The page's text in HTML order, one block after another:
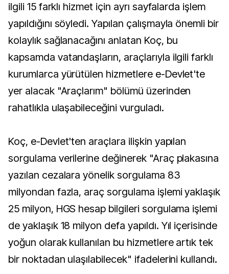
ilgili 15 farklı hizmet için ayrı sayfalarda işlem
yapıldığını söyledi. Yapılan çalışmayla önemli bir
kolaylık sağlanacağını anlatan Koç, bu
kapsamda vatandaşların, araçlarıyla ilgili farklı
kurumlarca yürütülen hizmetlere e-Devlet'te
yer alacak "Araçlarım" bölümü üzerinden
rahatlıkla ulaşabileceğini vurguladı.
Koç, e-Devlet'ten araçlara ilişkin yapılan
sorgulama verilerine değinerek "Araç plakasına
yazılan cezalara yönelik sorgulama 83
milyondan fazla, araç sorgulama işlemi yaklaşık
25 milyon, HGS hesap bilgileri sorgulama işlemi
de yaklaşık 18 milyon defa yapıldı. Yıl içerisinde
yoğun olarak kullanılan bu hizmetlere artık tek
bir noktadan ulaşılabilecek" ifadelerini kullandı.